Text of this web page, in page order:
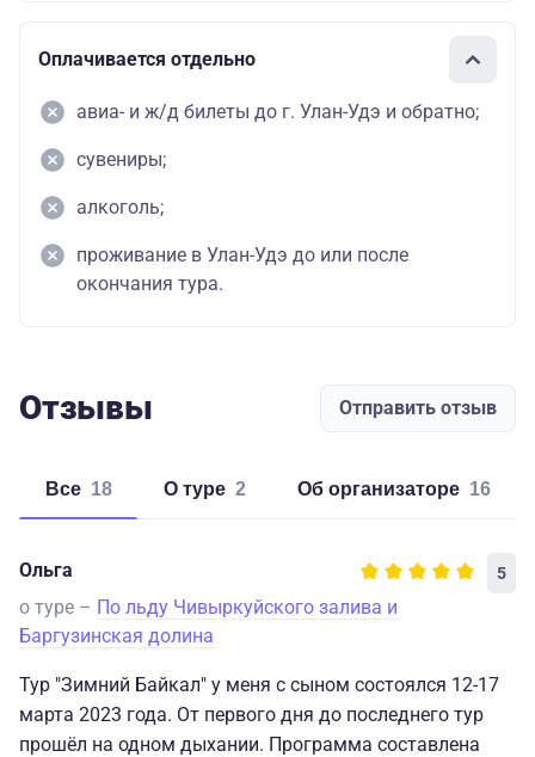
Оплачивается отдельно
авиа- и ж/д билеты до г. Улан-Удэ и обратно;
сувениры;
алкоголь;
проживание в Улан-Удэ до или после
окончания тура.
Отзывы Отправить отзыв
Все 18 о туре 2 об организаторе 16
Ольга 5
о туре – По льду Чивыркуйского залива и
Баргузинская долина
Тур "Зимний Байкал" у меня с сыном состоялся 12-17
марта 2023 года. От первого дня до последнего тур
прошёл на одном дыхании. Программа составлена